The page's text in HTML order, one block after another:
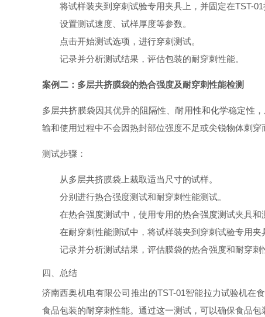
将试样装夹到穿刺试验专用夹具上，并固定在TST-01
设置测试速度、试样厚度等参数。
点击开始测试选项，进行穿刺测试。
记录并分析测试结果，评估包装的耐穿刺性能。
案例二：多层共挤膜袋的热合强度及耐穿刺性能检测
多层共挤膜袋因其优异的阻隔性、耐用性和化学稳定性
输和使用过程中不会因热封部位强度不足或尖锐物体刺穿
测试步骤：
从多层共挤膜袋上裁取适当尺寸的试样。
分别进行热合强度测试和耐穿刺性能测试。
在热合强度测试中，使用专用的热合强度测试夹具和
在耐穿刺性能测试中，将试样装夹到穿刺试验专用夹
记录并分析测试结果，评估膜袋的热合强度和耐穿刺
四、总结
济南西奥机电有限公司推出的TST-01智能拉力试验机在
食品包装的耐穿刺性能。通过这一测试，可以确保食品